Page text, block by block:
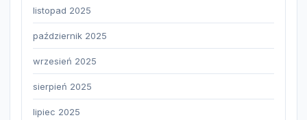
listopad 2025
październik 2025
wrzesień 2025
sierpień 2025
lipiec 2025